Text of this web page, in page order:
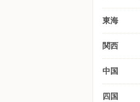
東海
関西
中国
四国